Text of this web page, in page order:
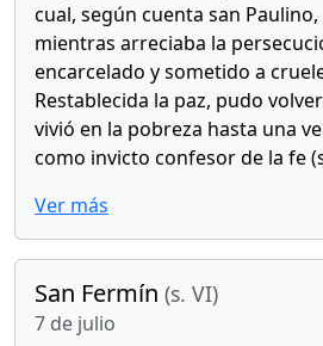
cual, según cuenta san Paulino,
mientras arreciaba la
encarcelado y sometido a
Restablecida la paz, pudo
vivió en la pobreza hasta una
como invicto confesor de la fe
Ver más
San Fermín (s. VI)
7 de julio